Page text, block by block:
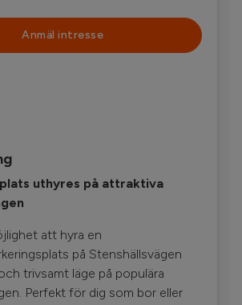
Anmäl intresse
uthyres på attraktiva
att hyra en
på Stenshällsvägen
trivsamt läge på populära
Perfekt för dig som bor eller